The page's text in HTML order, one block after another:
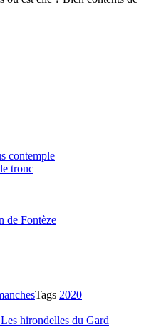
Tags 2020
hirondelles du Gard